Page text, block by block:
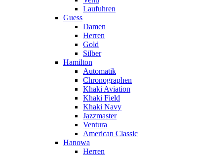
Laufuhren
Guess
Damen
Herren
Gold
Silber
Hamilton
Automatik
Chronographen
Khaki Aviation
Khaki Field
Khaki Navy
Jazzmaster
Ventura
American Classic
Hanowa
Herren